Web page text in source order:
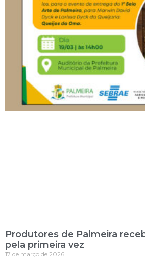
Produtores de Palmeira
pela primeira vez
17 de março de 2026